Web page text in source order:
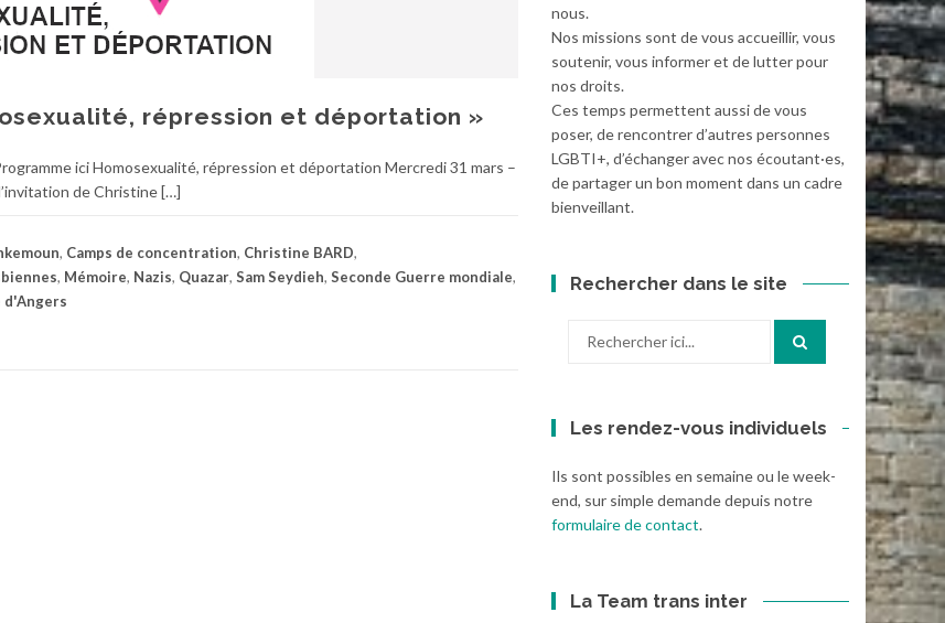
répression et déportation »
ici Homosexualité, répression et déportation Mercredi 31 mars –
de Christine […]
, Camps de concentration, Christine BARD,
, Mémoire, Nazis, Quazar, Sam Seydieh, Seconde Guerre mondiale,
nous.
Nos missions sont de vous accueillir, vous
soutenir, vous informer et de lutter pour
nos droits.
Ces temps permettent aussi de vous
poser, de rencontrer d’autres personnes
LGBTI+, d’échanger avec nos écoutant·es,
de partager un bon moment dans un cadre
bienveillant.
Rechercher dans le site
Les rendez-vous individuels
Ils sont possibles en semaine ou le week-
end, sur simple demande depuis notre
formulaire de contact.
La Team trans inter